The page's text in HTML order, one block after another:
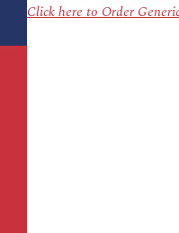
Click here to Order